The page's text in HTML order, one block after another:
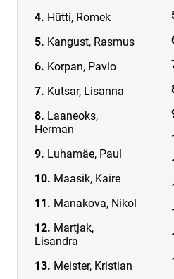
Hütti, Romek
Kangust, Rasmus
Korpan, Pavlo
Kutsar, Lisanna
Laaneoks,
Herman
Luhamäe, Paul
Maasik, Kaire
Manakova, Nikol
Martjak,
Lisandra
Meister, Kristian